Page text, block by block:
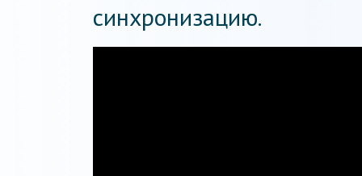
синхронизацию.